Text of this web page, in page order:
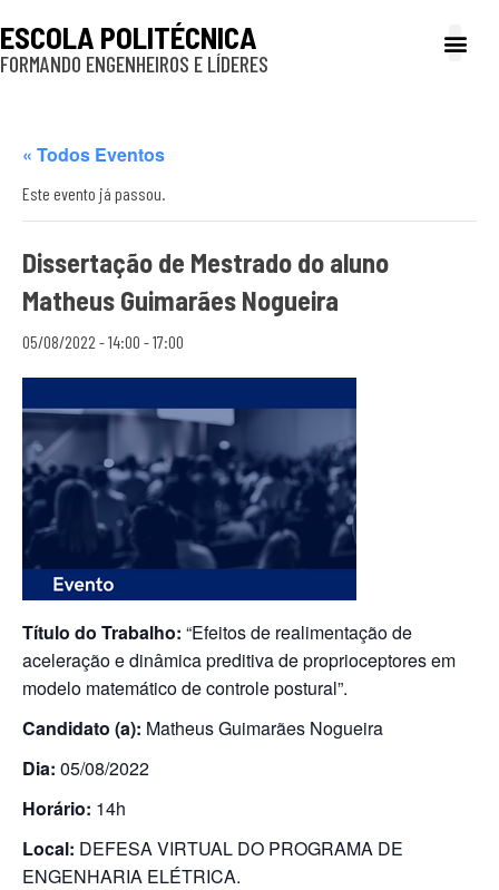
ESCOLA POLITÉCNICA
FORMANDO ENGENHEIROS E LÍDERES
« Todos Eventos
Este evento já passou.
Dissertação de Mestrado do aluno
Matheus Guimarães Nogueira
05/08/2022 - 14:00 -17:00
Título do Trabalho: “Efeitos de realimentação de
aceleração e dinâmica preditiva de proprioceptores em
modelo matemático de controle postural”.
Candidato (a): Matheus Guimarães Nogueira
Dia: 05/08/2022
Horário: 14h
Local: DEFESA VIRTUAL DO PROGRAMA DE
ENGENHARIA ELÉTRICA.